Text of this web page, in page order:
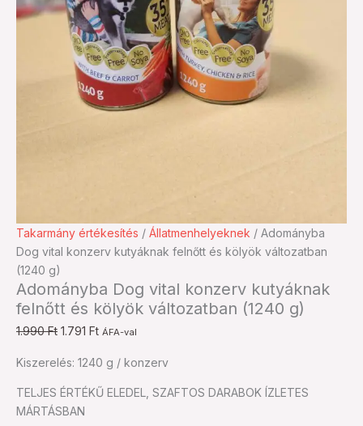
Takarmány értékesítés / Állatmenhelyeknek / Adományba
Dog vital konzerv kutyáknak felnőtt és kölyök változatban
(1240 g)
Adományba Dog vital konzerv kutyáknak
felnőtt és kölyök változatban (1240 g)
1.990Ft
Original
price
1.990 Ft.
1.791 Ft
Current
price
1.791 Ft.
ÁFA-val
Kiszerelés: 1240 g / konzerv
TELJES ÉRTÉKŰ ELEDEL, SZAFTOS DARABOK ÍZLETES
MÁRTÁSBAN
Adományba
Dog
vital
konzerv
kutyáknak
felnőtt
kölyök
(1240
g)